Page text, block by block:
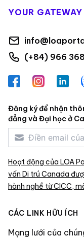
YOUR
(+84) 966
FacebookInstagram
Đăng ký để nhận
đẳng và Đại học ở
Hoạt động của LOA
vấn Di trú Canada
hành nghề từ CICC,
CÁC LINK HỮU ÍCH
Mạng lưới của